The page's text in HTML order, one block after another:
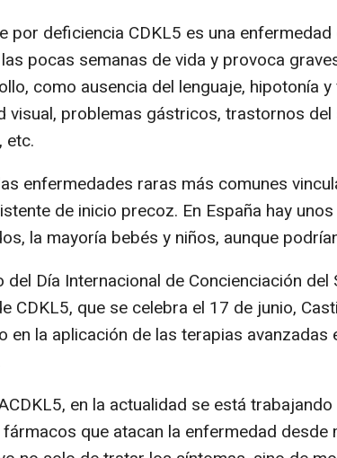
por deficiencia CDKL5 es una
pocas semanas de vida y provoca
como ausencia del lenguaje, hipotonía
visual, problemas gástricos, trastornos del
etc.
enfermedades raras más comunes
de inicio precoz. En España hay
la mayoría bebés y niños, aunque
del Día Internacional de Concienciación del
CDKL5, que se celebra el 17 de junio,
en la aplicación de las terapias avanzadas
en la actualidad se está
que atacan la enfermedad desde